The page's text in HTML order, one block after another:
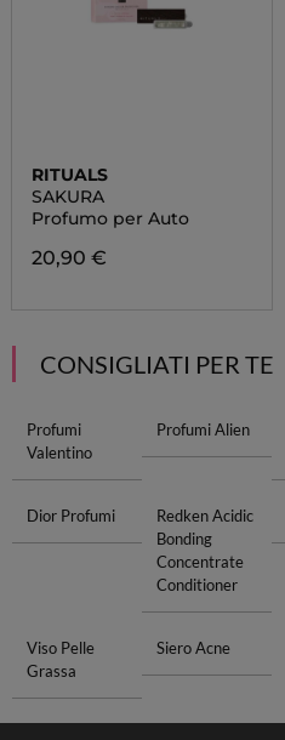
RITUALS
SAKURA
Profumo per Auto
20,90 €
CONSIGLIATI PER TE
Profumi
Valentino
Profumi Alien
Dior Profumi
Redken Acidic
Bonding
Concentrate
Conditioner
Viso Pelle
Grassa
Siero Acne